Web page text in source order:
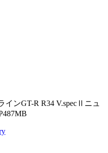
インGT-R R34 V.specⅡニュ